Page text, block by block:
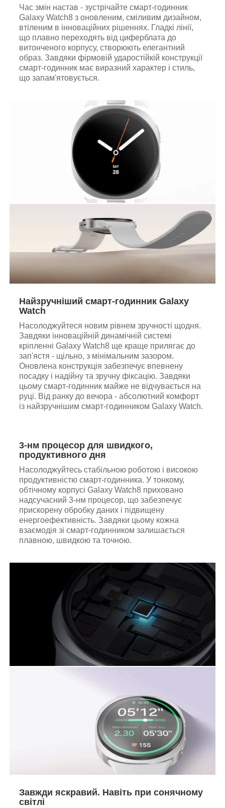
Час змін настав - зустрічайте смарт-годинник
Galaxy Watch8 з оновленим, сміливим дизайном,
втіленим в інноваційних рішеннях. Гладкі лінії,
що плавно переходять від циферблата до
витонченого корпусу, створюють елегантний
образ. Завдяки фірмовій ударостійкій конструкції
смарт-годинник має виразний характер і стиль,
що запам'ятовується.
Найзручніший смарт-годинник Galaxy
Watch
Насолоджуйтеся новим рівнем зручності щодня.
Завдяки інноваційній динамічній системі
кріпленні Galaxy Watch8 ще краще прилягає до
зап'ястя - щільно, з мінімальним зазором.
Оновлена конструкція забезпечує впевнену
посадку і надійну та зручну фіксацію. Завдяки
цьому смарт-годинник майже не відчувається на
руці. Від ранку до вечора - абсолютний комфорт
із найзручнішим смарт-годинником Galaxy Watch.
3-нм процесор для швидкого,
продуктивного дня
Насолоджуйтесь стабільною роботою і високою
продуктивністю смарт-годинника. У тонкому,
обтічному корпусі Galaxy Watch8 приховано
надсучасний 3-нм процесор, що забезпечує
прискорену обробку даних і підвищену
енергоефективність. Завдяки цьому кожна
взаємодія зі смарт-годинником залишається
плавною, швидкою та точною.
Завжди яскравий. Навіть при сонячному
світлі